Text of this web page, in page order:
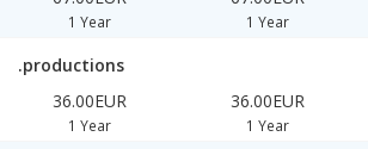
1 Year 1 Year
.productions
36.00EUR
1 Year
36.00EUR
1 Year